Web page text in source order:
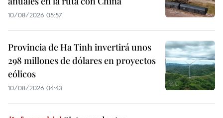
10/08/2026 05:57
Provincia de Ha Tinh invertirá unos
298 millones de dólares en proyectos
eólicos
10/08/2026 04:43